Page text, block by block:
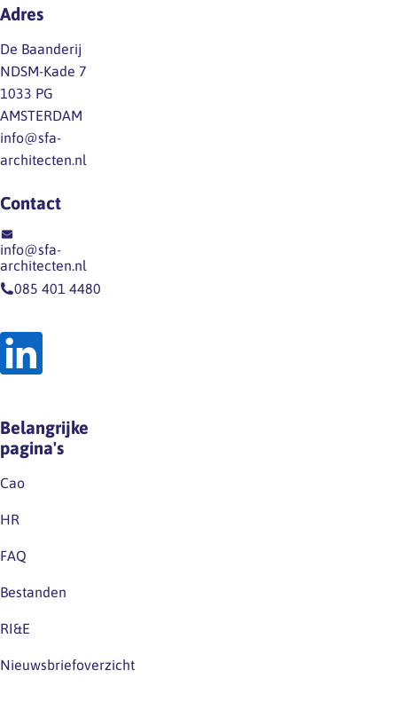
Adres
De Baanderij
NDSM-Kade 7
1033 PG
AMSTERDAM
info@sfa-
architecten.nl
Contact
info@sfa-
architecten.nl
085 401 4480
Belangrijke
pagina's
Cao
HR
FAQ
Bestanden
RI&E
Nieuwsbriefoverzicht